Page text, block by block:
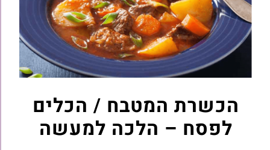
הכשרת המטבח / הכלים
לפסח – הלכה למעשה